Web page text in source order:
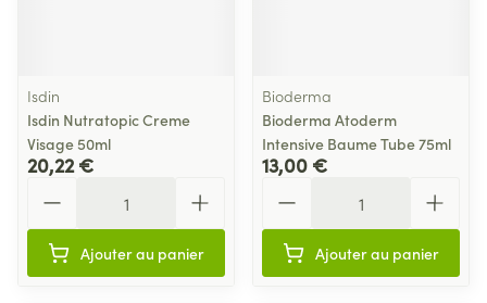
Isdin
Isdin Nutratopic Creme
Visage 50ml
20,22 €
Ajouter au panier
Bioderma
Bioderma Atoderm
Intensive Baume Tube 75ml
13,00 €
Ajouter au panier